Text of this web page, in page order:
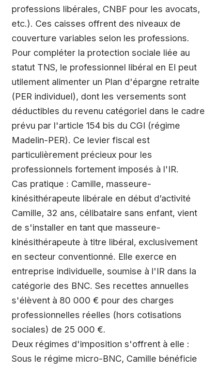
professions libérales, CNBF pour les avocats,
etc.). Ces caisses offrent des niveaux de
couverture variables selon les professions.
Pour compléter la protection sociale liée au
statut TNS, le professionnel libéral en EI peut
utilement alimenter un Plan d'épargne retraite
(PER individuel), dont les versements sont
déductibles du revenu catégoriel dans le cadre
prévu par l'article 154 bis du CGI (régime
Madelin-PER). Ce levier fiscal est
particulièrement précieux pour les
professionnels fortement imposés à l'IR.
Cas pratique : Camille, masseure-
kinésithérapeute libérale en début d’activité
Camille, 32 ans, célibataire sans enfant, vient
de s'installer en tant que masseure-
kinésithérapeute à titre libéral, exclusivement
en secteur conventionné. Elle exerce en
entreprise individuelle, soumise à l'IR dans la
catégorie des BNC. Ses recettes annuelles
s'élèvent à 80 000 € pour des charges
professionnelles réelles (hors cotisations
sociales) de 25 000 €.
Deux régimes d'imposition s'offrent à elle :
Sous le régime micro-BNC, Camille bénéficie